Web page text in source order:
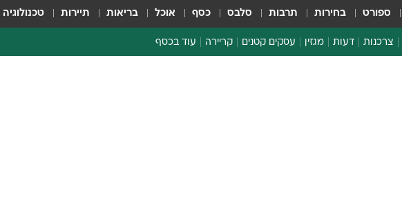
ספורט בחירות תרבות סלבס כסף אוכל בריאות תיירות טכנולוגיה
צרכנות דעות מגזין עסקים קטנים קריירה עוד בכסף